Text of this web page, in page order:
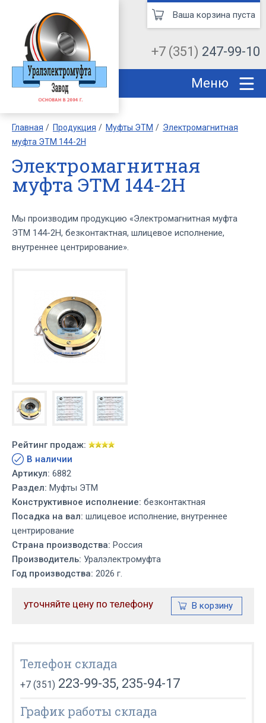
+7 (351) 247-99-10
Ваша корзина пуста
Меню
Главная Продукция Муфты ЭТМ
Электромагнитная
муфта ЭТМ 144-2Н
Электромагнитная
муфта ЭТМ 144-2Н
Мы производим продукцию «Электромагнитная муфта
ЭТМ 144-2Н, безконтактная, шлицевое исполнение,
внутреннее центрирование».
Рейтинг продаж:
В наличии
Артикул: 6882
Раздел: Муфты ЭТМ
Конструктивное исполнение: безконтактная
Посадка на вал: шлицевое исполнение, внутреннее
центрирование
Страна производства: Россия
Производитель: Уралэлектромуфта
Год производства: 2026 г.
уточняйте цену по телефону
Телефон склада
+7 (351) 223-99-35, 235-94-17
График работы склада